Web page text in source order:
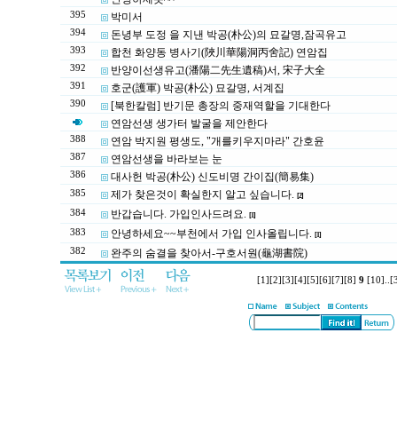
395 박미서
394 돈녕부 도정 을 지낸 박공(朴公)의 묘갈명,잠곡유고
393 합천 화양동 병사기(陜川華陽洞丙舍記) 연암집
392 반양이선생유고(潘陽二先生遺稿)서, 宋子大全
391 호군(護軍) 박공(朴公) 묘갈명, 서계집
390
[북한칼럼] 반기문 총장의 중재역할을 기대한다
연암선생 생가터 발굴을 제안한다
388 연암 박지원 평생도, "개를키우지마라" 간호윤
387 연암선생을 바라보는 눈
386 대사헌 박공(朴公) 신도비명 간이집(簡易集)
385 제가 찾은것이 확실한지 알고 싶습니다. [2]
384 반갑습니다. 가입인사드려요. [1]
383 안녕하세요~~부천에서 가입 인사올립니다. [1]
382 완주의 숨결을 찾아서-구호서원(龜湖書院)
[1] [2] [3] [4] [5] [6] [7] [8] 9 [10]